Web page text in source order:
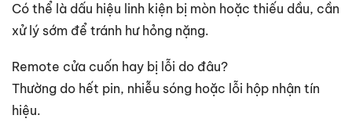
Có thể là dấu hiệu linh kiện bị mòn hoặc thiếu dầu, cần
xử lý sớm để tránh hư hỏng nặng.
Remote cửa cuốn hay bị lỗi do đâu?
Thường do hết pin, nhiễu sóng hoặc lỗi hộp nhận tín
hiệu.